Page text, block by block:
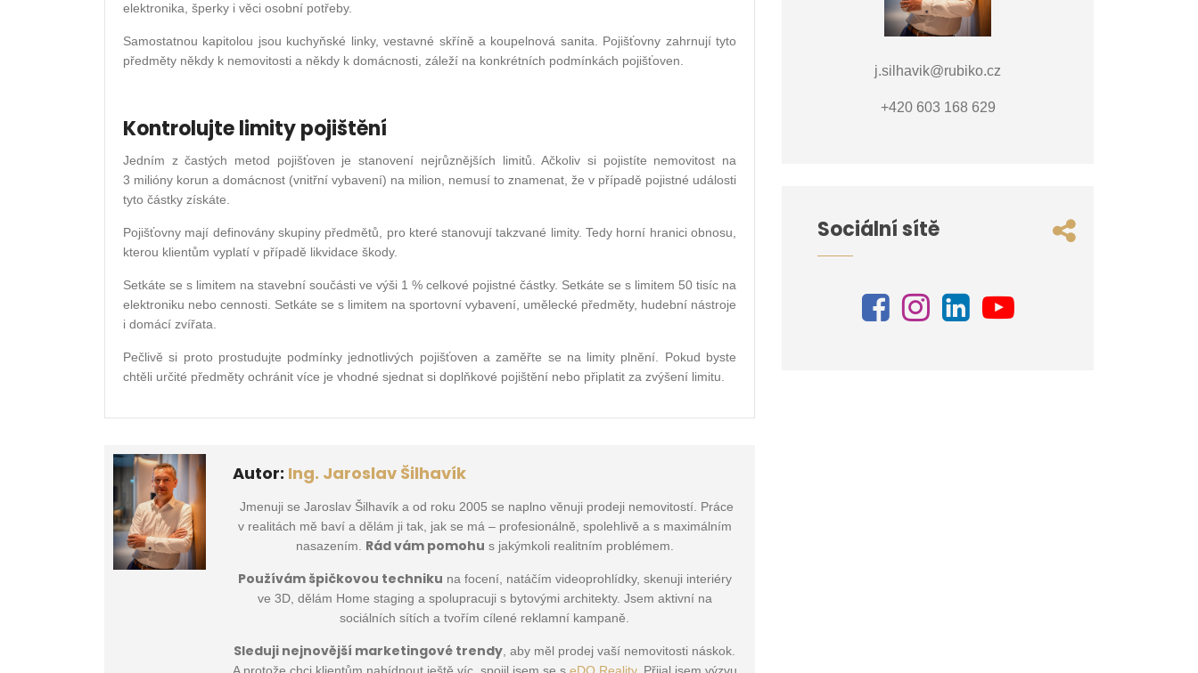
elektronika, šperky i věci osobní potřeby.
Samostatnou kapitolou jsou kuchyňské linky, vestavné skříně a koupelnová sanita. Pojišťovny zahrnují tyto
předměty někdy k nemovitosti a někdy k domácnosti, záleží na konkrétních podmínkách pojišťoven.
Kontrolujte limity pojištění
Jedním z častých metod pojišťoven je stanovení nejrůznějších limitů. Ačkoliv si pojistíte nemovitost na
3 milióny korun a domácnost (vnitřní vybavení) na milion, nemusí to znamenat, že v případě pojistné události
tyto částky získáte.
Pojišťovny mají definovány skupiny předmětů, pro které stanovují takzvané limity. Tedy horní hranici obnosu,
kterou klientům vyplatí v případě likvidace škody.
Setkáte se s limitem na stavební součásti ve výši 1 % celkové pojistné částky. Setkáte se s limitem 50 tisíc na
elektroniku nebo cennosti. Setkáte se s limitem na sportovní vybavení, umělecké předměty, hudební nástroje
i domácí zvířata.
Pečlivě si proto prostudujte podmínky jednotlivých pojišťoven a zaměřte se na limity plnění. Pokud byste
chtěli určité předměty ochránit více je vhodné sjednat si doplňkové pojištění nebo připlatit za zvýšení limitu.
Autor: Ing. Jaroslav Šilhavík
Jmenuji se Jaroslav Šilhavík a od roku 2005 se naplno věnuji prodeji nemovitostí. Práce
v realitách mě baví a dělám ji tak, jak se má – profesionálně, spolehlivě a s maximálním
nasazením. Rád vám pomohu s jakýmkoli realitním problémem.
Používám špičkovou techniku na focení, natáčím videoprohlídky, skenuji interiéry
ve 3D, dělám Home staging a spolupracuji s bytovými architekty. Jsem aktivní na
sociálních sítích a tvořím cílené reklamní kampaně.
Sleduji nejnovější marketingové trendy, aby měl prodej vaší nemovitosti náskok.
j.silhavik@rubiko.cz
+420 603 168 629
Sociální sítě